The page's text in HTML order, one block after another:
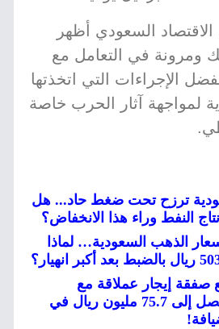
السعودي أظهر
ومرونة في التعامل مع
الإجراءات التي اتخذتها
لمواجهة آثار الحرب خاصة
ترزح تحت ضغط حاد... هل
النفط وراء هذا الانخفاض؟
الذهب السعودية… لماذا
صفقة إيجار عملاقة مع
مطارات الدمام… تصل إلى 75.7 مليون ريال في